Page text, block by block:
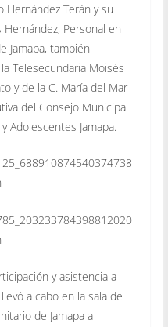
Hernández Terán y su
Personal en
Jamapa, también
Telesecundaria Moisés
y de la C. María del Mar
del Consejo Municipal
Adolescentes Jamapa.
y asistencia a
a cabo en la sala de
de Jamapa a